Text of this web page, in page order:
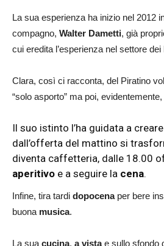
La sua esperienza ha inizio nel 2012
compagno, Walter Dametti, già
cui eredita l’esperienza nel settore
Clara, così ci racconta, del Piratino
“solo asporto” ma poi,
Il suo istinto l’ha guidata a
dall’offerta del mattino si
diventa caffetteria, dalle 18.00
aperitivo e a seguire la cena.
Infine, tira tardi dopocenaper bere
buona musica.
La sua cucina, a vistae sullo sfondo